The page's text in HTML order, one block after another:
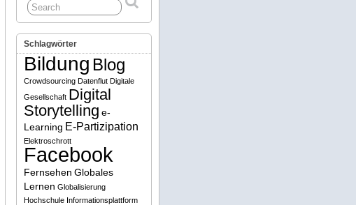
Schlagwörter
Bildung Blog
Crowdsourcing Datenflut Digitale
Gesellschaft Digital
Storytelling e-
Learning E-Partizipation
Elektroschrott
Facebook
Fernsehen Globales
Lernen Globalisierung
Hochschule Informationsplattform